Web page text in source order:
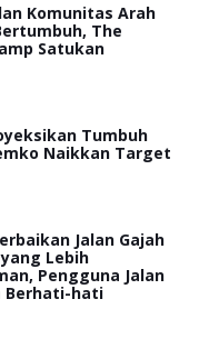
Komunitas Arah
The
Satukan
Tumbuh
Naikkan Target
Jalan Gajah
Lebih
Pengguna Jalan
Berhati-hati